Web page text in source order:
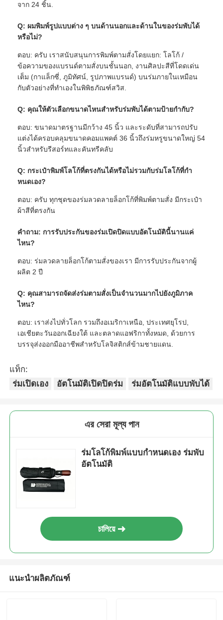
จาก 24 ชิ้น.
Q: ผมพิมพ์รูปแบบต่าง ๆ บนด้านนอกและด้านในของร่มพับได้
หรือไม่?
ตอบ: ครับ เราสนับสนุนการพิมพ์ตามสั่งโดยแยก: โลโก้ /
ข้อความของแบรนด์ตามสั่งบนชั้นนอก, งานศิลปะสีที่โดดเด่น
เต็ม (กาแล็กซี่, ภูมิทัศน์, รูปภาพแบรนด์) บนร่มภายในเหมือน
กับตัวอย่างที่ทําเองในพิพิธภัณฑ์สวิส.
Q: คุณให้ตัวเลือกขนาดไหนสําหรับร่มพับได้ตามป้ายกํากับ?
ตอบ: ขนาดมาตรฐานมีกว้าง 45 นิ้ว และระดับที่สามารถปรับ
แต่งได้ครอบคลุมขนาดคอมแพคต์ 36 นิ้วถึงร่มหรูขนาดใหญ่ 54
นิ้วสําหรับรีสอร์ทและคันทรีคลับ
Q: กระเป๋าพิมพ์โลโก้ที่ตรงกันได้หรือไม่รวมกับร่มโลโก้ที่กํา
หนดเอง?
ตอบ: ครับ ทุกชุดของร่มลวดลายล็อกโก้ที่พิมพ์ตามสั่ง มีกระเป๋า
ผ้าสีที่ตรงกัน
คําถาม: การรับประกันของร่มเปิดปิดแบบอัตโนมัตินี้นานแค่
ไหน?
ตอบ: ร่มลวดลายล็อกโก้ตามสั่งของเรา มีการรับประกันจากผู้
ผลิต 2 ปี
Q: คุณสามารถจัดส่งร่มตามสั่งเป็นจํานวนมากไปยังภูมิภาค
ไหน?
ตอบ: เราส่งไปทั่วโลก รวมถึงอเมริกาเหนือ, ประเทศยุโรป,
เอเชียตะวันออกเฉียงใต้ และตลาดแอฟริกาทั้งหมด, ด้วยการ
บรรจุส่งออกมืออาชีพสําหรับโลจิสติกส์ข้ามชายแดน.
แท็ก:
ร่มเปิดเอง
อัตโนมัติเปิดปิดร่ม ร่มอัตโนมัติแบบพับได้
এর সেরা মূল্য পান
ร่มโลโก้พิมพ์แบบกำหนดเอง ร่มพับ
อัตโนมัติ
চালিয়ে
แนะนำผลิตภัณฑ์